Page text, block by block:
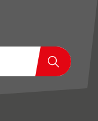
Zoeken